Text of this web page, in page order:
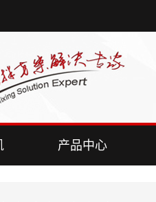
产品中心